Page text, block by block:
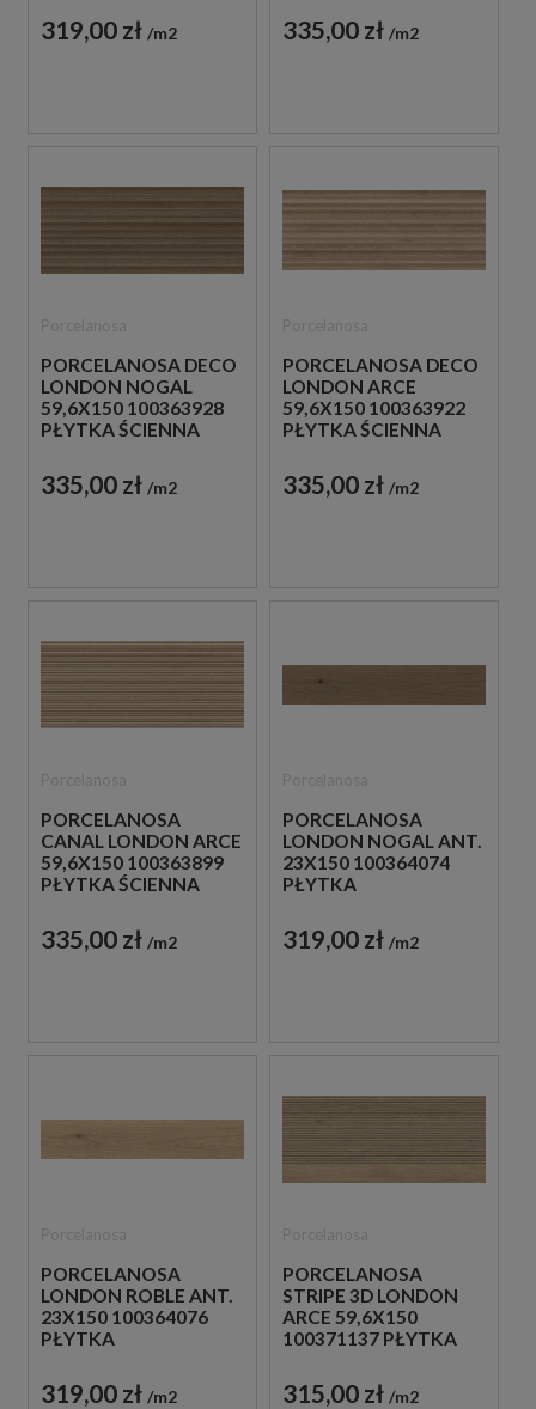
DREWNOPODOBNA
319,00 zł m2
DREWNOPODOBNA
335,00 zł m2
PORCELANOSA DECO
LONDON NOGAL
59,6X150 100363928
PŁYTKA ŚCIENNA
335,00 zł m2
PORCELANOSA DECO
LONDON ARCE
59,6X150 100363922
PŁYTKA ŚCIENNA
335,00 zł m2
PORCELANOSA
CANAL LONDON ARCE
59,6X150 100363899
PŁYTKA ŚCIENNA
335,00 zł m2
PORCELANOSA
LONDON NOGAL ANT.
23X150 100364074
PŁYTKA
DREWNOPODOBNA
319,00 zł m2
PORCELANOSA
LONDON ROBLE ANT.
23X150 100364076
PŁYTKA
DREWNOPODOBNA
319,00 zł m2
PORCELANOSA
STRIPE 3D LONDON
ARCE 59,6X150
100371137 PŁYTKA
DREWNOPODOBNA
315,00 zł m2